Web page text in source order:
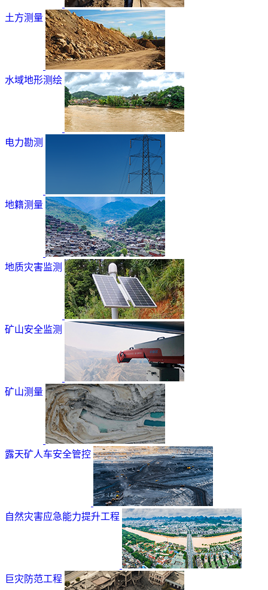
土方测量
水域地形测绘
电力勘测
地籍测量
地质灾害监测
矿山安全监测
矿山测量
露天矿人车安全管控
自然灾害应急能力提升工程
巨灾防范工程